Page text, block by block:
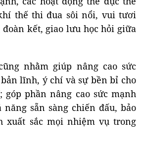
thế thi đua sôi nổi, vui tươi
kết, giao lưu học hỏi giữa
nhằm giúp nâng cao sức
lĩnh, ý chí và sự bền bỉ cho
góp phần nâng cao sức mạnh
sẵn sàng chiến đấu, bảo
xuất sắc mọi nhiệm vụ trong